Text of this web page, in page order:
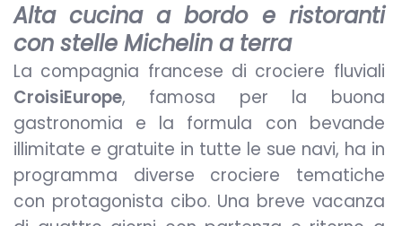
Alta cucina a bordo e ristoranti
con stelle Michelin a terra
La compagnia francese di crociere fluviali
CroisiEurope, famosa per la buona
gastronomia e la formula con bevande
illimitate e gratuite in tutte le sue navi, ha in
programma diverse crociere tematiche
con protagonista cibo. Una breve vacanza